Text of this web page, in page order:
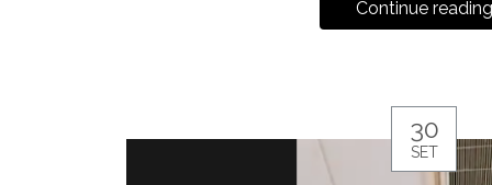
Continue reading
30
SET